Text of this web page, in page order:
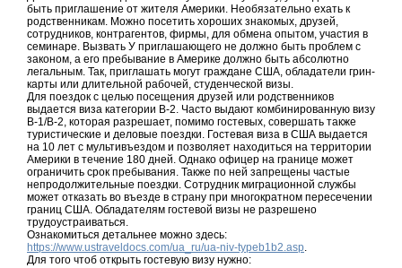
быть приглашение от жителя Америки. Необязательно ехать к
родственникам. Можно посетить хороших знакомых, друзей,
сотрудников, контрагентов, фирмы, для обмена опытом, участия в
семинаре. Вызвать У приглашающего не должно быть проблем с
законом, а его пребывание в Америке должно быть абсолютно
легальным. Так, приглашать могут граждане США, обладатели грин-
карты или длительной рабочей, студенческой визы.
Для поездок с целью посещения друзей или родственников
выдается виза категории B-2. Часто выдают комбинированную визу
B-1/B-2, которая разрешает, помимо гостевых, совершать также
туристические и деловые поездки. Гостевая виза в США выдается
на 10 лет с мультивъездом и позволяет находиться на территории
Америки в течение 180 дней. Однако офицер на границе может
ограничить срок пребывания. Также по ней запрещены частые
непродолжительные поездки. Сотрудник миграционной службы
может отказать во въезде в страну при многократном пересечении
границ США. Обладателям гостевой визы не разрешено
трудоустраиваться.
Ознакомиться детальнее можно здесь:
https://www.ustraveldocs.com/ua_ru/ua-niv-typeb1b2.asp.
Для того чтоб открыть гостевую визу нужно: